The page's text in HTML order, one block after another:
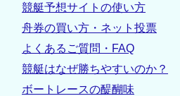
競艇予想サイトの使い方
舟券の買い方・ネット投票
よくあるご質問・FAQ
競艇はなぜ勝ちやすいのか？
ボートレースの醍醐味